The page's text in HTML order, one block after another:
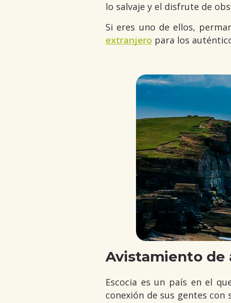
lo salvaje y el disfrute de
Si eres uno de ellos,
extranjero para los
Avistamiento de
Escocia es un país en el
conexión de sus gentes